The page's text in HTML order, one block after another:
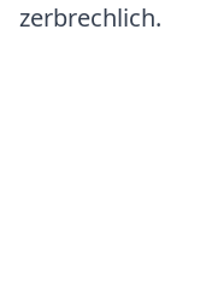
zerbrechlich.